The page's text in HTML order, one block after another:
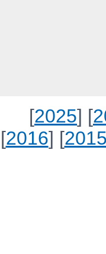
[2025] [
[2016] [2015